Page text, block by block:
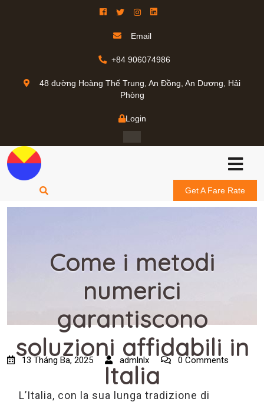
Email
+84 906074986
48 đường Hoàng Thế Trung, An Đồng, An Dương, Hải
Phòng
Login
Get A Fare Rate
Come i metodi
numerici
garantiscono
soluzioni affidabili in
Italia
13 Tháng Ba, 2025 admlnlx 0 Comments
L’Italia, con la sua lunga tradizione di